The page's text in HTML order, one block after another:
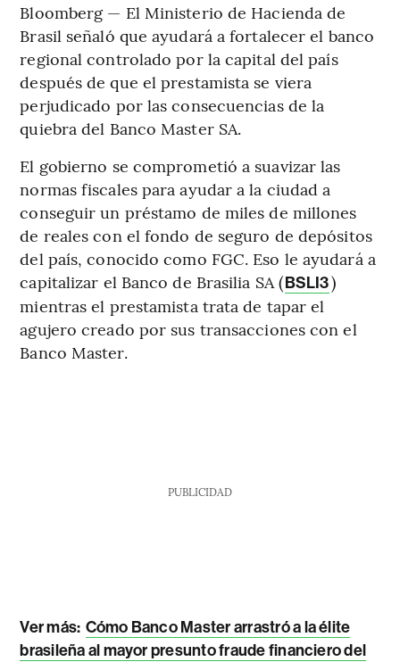
Bloomberg — El Ministerio de Hacienda de
Brasil señaló que ayudará a fortalecer el banco
regional controlado por la capital del país
después de que el prestamista se viera
perjudicado por las consecuencias de la
quiebra del Banco Master SA.
El gobierno se comprometió a suavizar las
normas fiscales para ayudar a la ciudad a
conseguir un préstamo de miles de millones
de reales con el fondo de seguro de depósitos
del país, conocido como FGC. Eso le ayudará a
capitalizar el Banco de Brasilia SA (BSLI3)
mientras el prestamista trata de tapar el
agujero creado por sus transacciones con el
Banco Master.
PUBLICIDAD
Ver más: Cómo Banco Master arrastró a la élite
brasileña al mayor presunto fraude financiero del